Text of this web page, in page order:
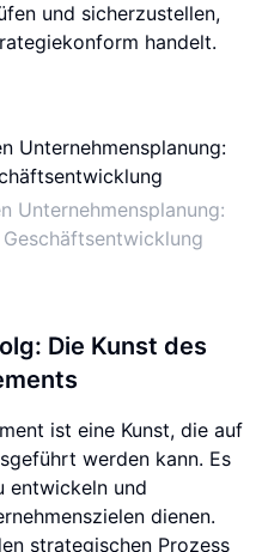
und sicherzustellen,
handelt.
Unternehmensplanung:
Die Kunst des
ist eine Kunst, die auf
werden kann. Es
entwickeln und
dienen.
strategischen Prozess